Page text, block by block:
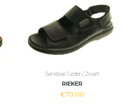
Sandaal / Leder / Zwart
RIEKER
€70,00